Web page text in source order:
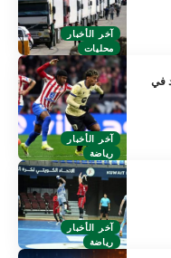
آخر الأخبار
محليات
آخر الأخبار
رياضة
في
آخر الأخبار
رياضة